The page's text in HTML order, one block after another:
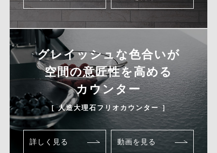
グレイッシュな色合いが
空間の意匠性を高める
カウンター
［ 人造大理石フリオカウンター ］
詳しく見る 動画を見る